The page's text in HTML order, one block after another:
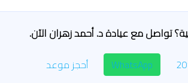
تواصل مع عيادة د. أحمد زهران الآن.
WhatsApp أحجز موعد